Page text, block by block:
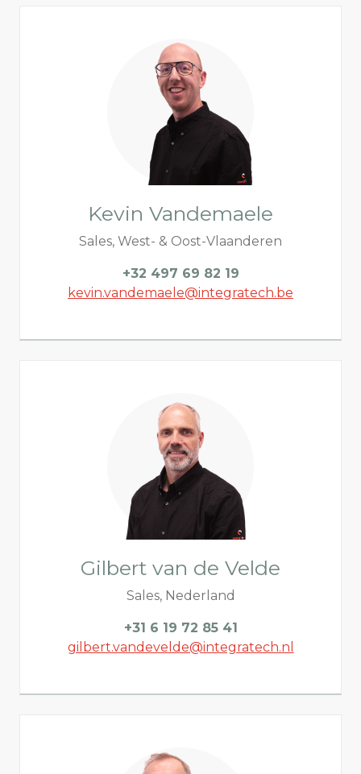
Kevin Vandemaele
Sales, West- & Oost-Vlaanderen
+32 497 69 82 19
kevin.vandemaele@integratech.be
Gilbert van de Velde
Sales, Nederland
+31 6 19 72 85 41
gilbert.vandevelde@integratech.nl